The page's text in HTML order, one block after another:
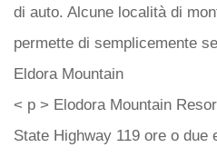
di auto. Alcune località di
permette di semplicemente
Eldora Mountain
< p > Elodora Mountain
State Highway 119 ore o